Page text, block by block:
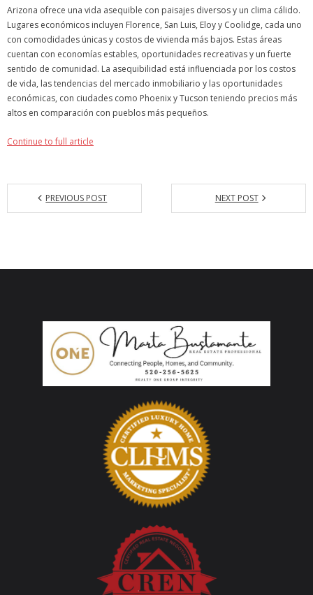
What Is My Home Worth?
Local Homes
Articles
Our Local Living
Arizona ofrece una vida asequible con paisajes diversos y un clima cálido.
Lugares económicos incluyen Florence, San Luis, Eloy y Coolidge, cada uno
con comodidades únicas y costos de vivienda más bajos. Estas áreas
cuentan con economías estables, oportunidades recreativas y un fuerte
sentido de comunidad. La asequibilidad está influenciada por los costos
de vida, las tendencias del mercado inmobiliario y las oportunidades
económicas, con ciudades como Phoenix y Tucson teniendo precios más
altos en comparación con pueblos más pequeños.
Continue to full article
PREVIOUS POST NEXT POST